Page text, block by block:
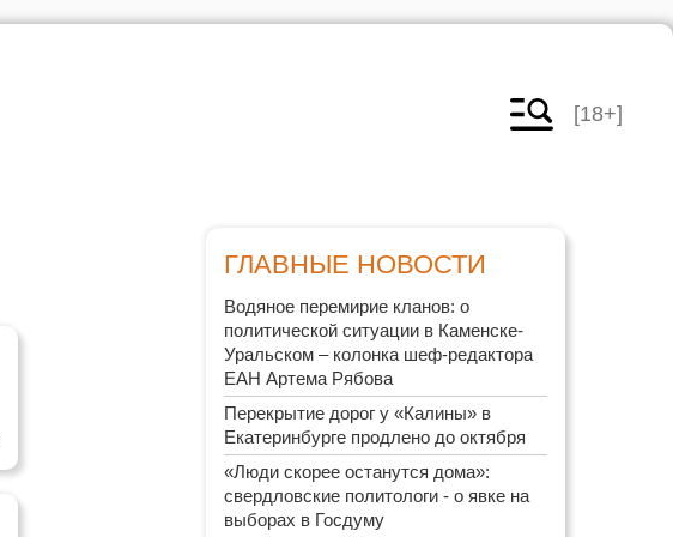
[18+]
ГЛАВНЫЕ НОВОСТИ
Водяное перемирие кланов: о
политической ситуации в Каменске-
Уральском – колонка шеф-редактора
ЕАН Артема Рябова
Перекрытие дорог у «Калины» в
Екатеринбурге продлено до октября
«Люди скорее останутся дома»:
свердловские политологи - о явке на
выборах в Госдуму